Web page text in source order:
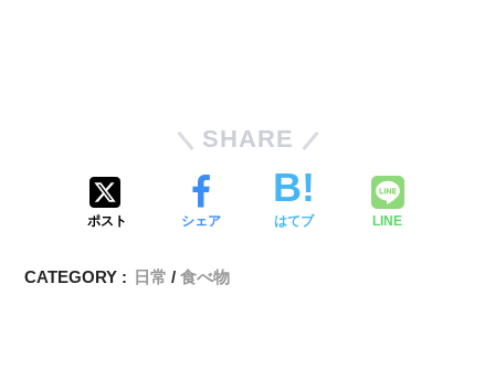
SHARE
ポスト シェア はてブ LINE
CATEGORY : 日常 食べ物